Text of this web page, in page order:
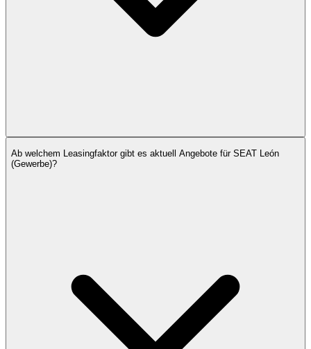
Ab welchem Leasingfaktor gibt es aktuell Angebote für SEAT León
(Gewerbe)?